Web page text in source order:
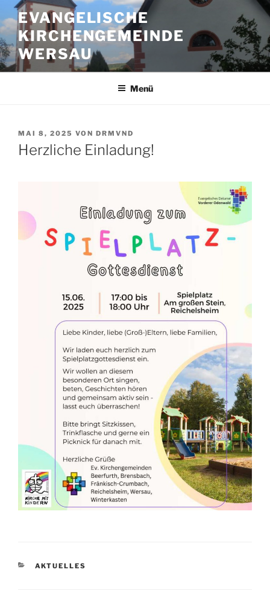
Zum
Inhalt
springen
EVANGELISCHE
KIRCHENGEMEINDE
WERSAU
Menü
VERÖFFENTLICHT
AM
MAI 8, 2025 VON DRMVND
Herzliche Einladung!
KATEGORIEN
AKTUELLES